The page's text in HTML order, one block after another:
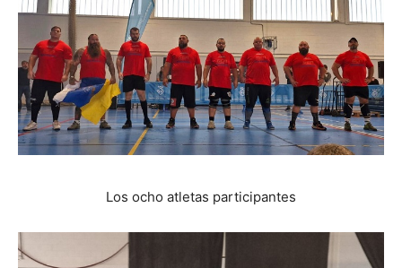
Los ocho atletas participantes